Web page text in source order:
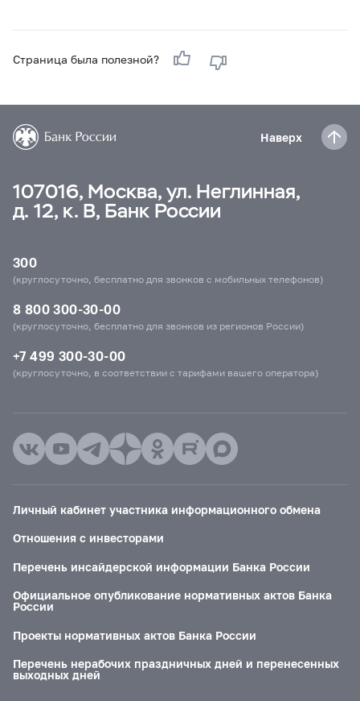
Страница была полезной?
Наверх
107016, Москва, ул. Неглинная,
д. 12, к. В, Банк России
300
(круглосуточно, бесплатно для звонков с мобильных телефонов)
8 800 300-30-00
(круглосуточно, бесплатно для звонков из регионов России)
+7 499 300-30-00
(круглосуточно, в соответствии с тарифами вашего оператора)
Личный кабинет участника информационного обмена
Отношения с инвесторами
Перечень инсайдерской информации Банка России
Официальное опубликование нормативных актов Банка
России
Проекты нормативных актов Банка России
Перечень нерабочих праздничных дней и перенесенных
выходных дней